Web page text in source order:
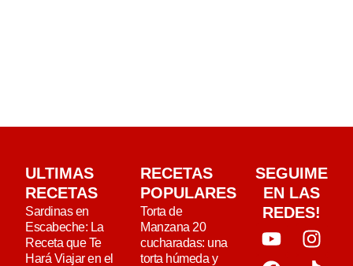
ULTIMAS
RECETAS
Sardinas en
Escabeche: La
Receta que Te
Hará Viajar en el
RECETAS
POPULARES
Torta de
Manzana 20
cucharadas: una
torta húmeda y
SEGUIME
EN LAS
REDES!